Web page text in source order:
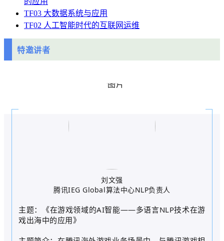
TF03 大数据系统与应用
TF02 人工智能时代的互联网运维
特邀讲者
刘文强
腾讯IEG Global算法中心NLP负责人
主题：《在游戏领域的AI智能——多语言NLP技术在游
戏出海中的应用》